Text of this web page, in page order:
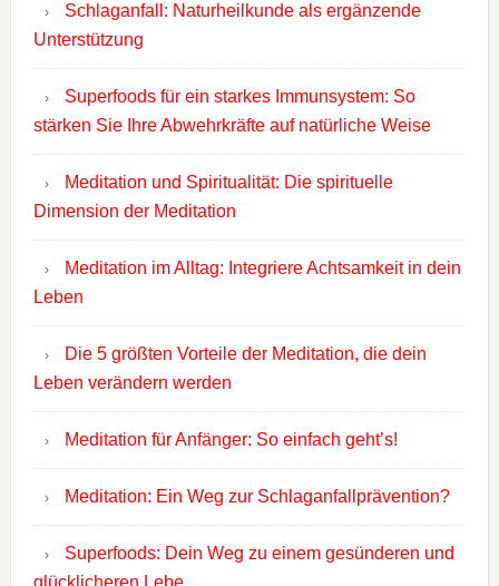
Schlaganfall: Naturheilkunde als ergänzende
Unterstützung
Superfoods für ein starkes Immunsystem: So
stärken Sie Ihre Abwehrkräfte auf natürliche Weise
Meditation und Spiritualität: Die spirituelle
Dimension der Meditation
Meditation im Alltag: Integriere Achtsamkeit in dein
Leben
Die 5 größten Vorteile der Meditation, die dein
Leben verändern werden
Meditation für Anfänger: So einfach geht’s!
Meditation: Ein Weg zur Schlaganfallprävention?
Superfoods: Dein Weg zu einem gesünderen und